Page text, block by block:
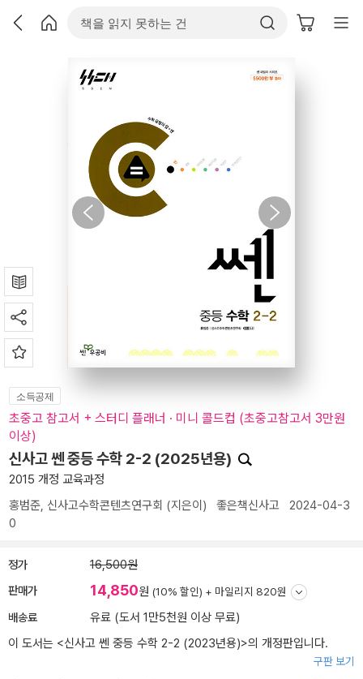
소득공제
초중고 참고서 + 스터디 플래너 · 미니 콜드컵 (초중고참고서 3만원
이상)
신사고 쎈 중등 수학 2-2 (2025년용)
2015 개정 교육과정
홍범준, 신사고수학콘텐츠연구회 (지은이) 좋은책신사고 2024-04-3
0
정가 16,500원
판매가 14,850원 (10% 할인) + 마일리지 820원
배송료
유료 (도서 1만5천원 이상 무료)
이 도서는 <신사고 쎈 중등 수학 2-2 (2023년용)>의 개정판입니다.
구판 보기